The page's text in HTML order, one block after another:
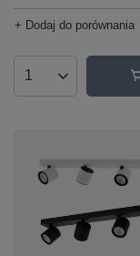
+ Dodaj do porównania
Ilość produktów